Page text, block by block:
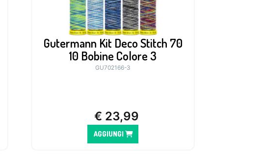
Gutermann Kit Deco Stitch 70
10 Bobine Colore 3
GU702166-3
€ 23,99
AGGIUNGI